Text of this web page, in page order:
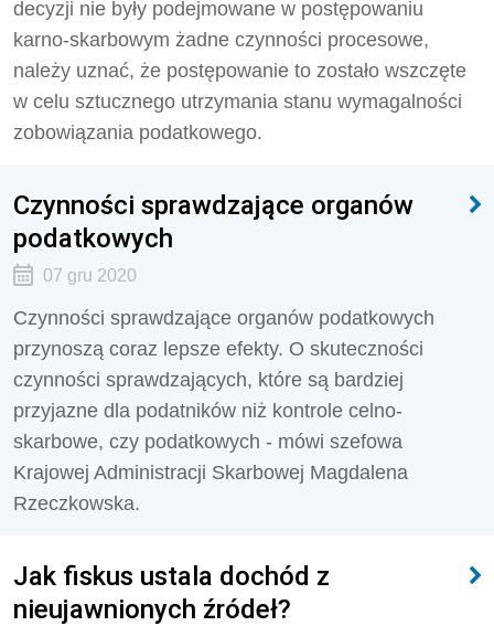
decyzji nie były podejmowane w postępowaniu
karno-skarbowym żadne czynności procesowe,
należy uznać, że postępowanie to zostało wszczęte
w celu sztucznego utrzymania stanu wymagalności
zobowiązania podatkowego.
Czynności sprawdzające organów
podatkowych
07 gru 2020
Czynności sprawdzające organów podatkowych
przynoszą coraz lepsze efekty. O skuteczności
czynności sprawdzających, które są bardziej
przyjazne dla podatników niż kontrole celno-
skarbowe, czy podatkowych - mówi szefowa
Krajowej Administracji Skarbowej Magdalena
Rzeczkowska.
Jak fiskus ustala dochód z
nieujawnionych źródeł?